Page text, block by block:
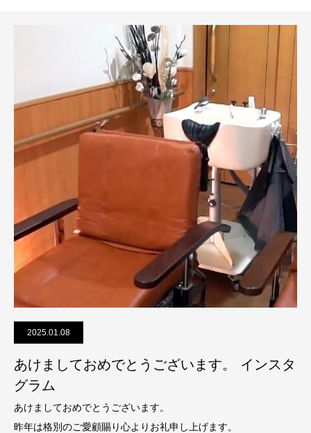
2025.01.08
あけましておめでとうございます。 インスタ
グラム
あけましておめでとうございます。
昨年は格別のご愛顧賜り心よりお礼申し上げます。